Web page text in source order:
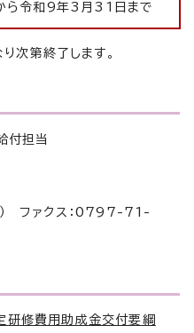
ら令和9年3月31日まで
次第終了します。
付担当
ファクス：0797-71-
研修費用助成金交付要綱